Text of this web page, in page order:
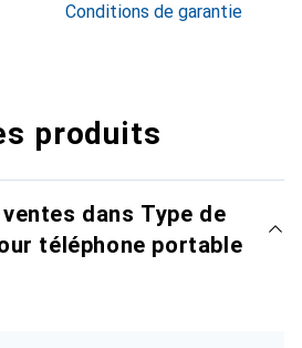
Conditions de garantie
produits
dans Type de
téléphone portable